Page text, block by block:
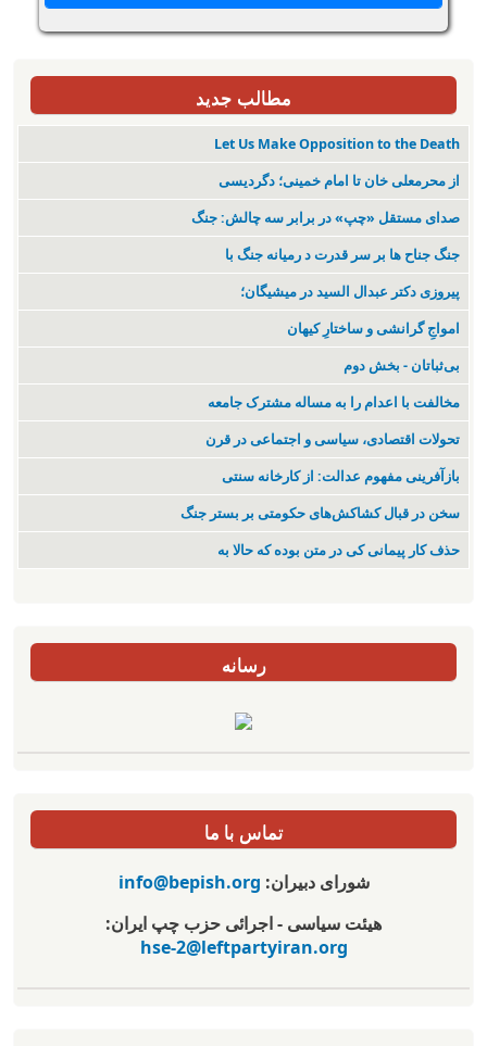
مطالب جدید
Let Us Make Opposition to the Death
از محرمعلی خان تا امام خمینی؛ دگردیسی
صدای مستقل «چپ» در برابر سه چالش: جنگ
جنگ جناح ها بر سر قدرت د رمیانە جنگ با
پیروزی دکتر عبدال السید در میشیگان؛
‌امواجِ گرانشی و ساختارِ کیهان
بی‌ثباتان - بخش دوم
مخالفت با اعدام را به مساله مشترک جامعه
تحولات اقتصادی، سیاسی و اجتماعی در قرن
بازآفرینی مفهوم عدالت: از کارخانه سنتی
سخن در قبال کشاکش‌های حکومتی بر بستر جنگ
حذف کار پیمانی کی در متن بودە کە حالا بە
رسانه
تماس با ما
شورای دبیران:info@bepish.org
هیئت سیاسی - اجرائی حزب چپ ایران:
hse-2@leftpartyiran.org